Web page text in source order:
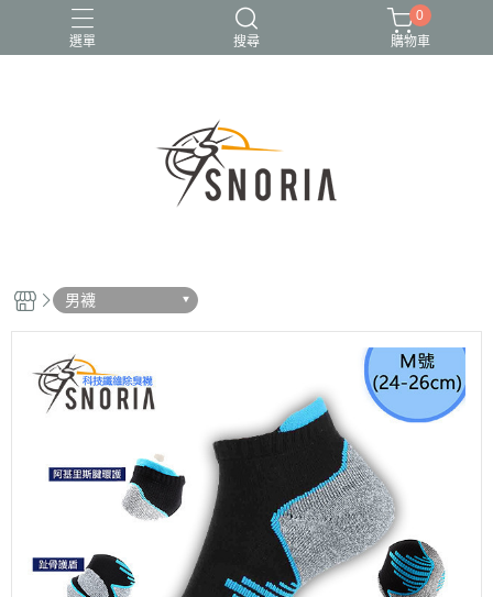
選單 搜尋
【LR】左右腳
五指襪
0
購物車
男襪